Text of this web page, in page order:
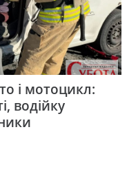
і мотоцикл:
водійку